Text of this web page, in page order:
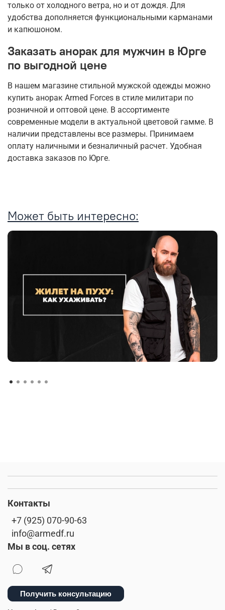
только от холодного ветра, но и от дождя. Для
удобства дополняется функциональными карманами
и капюшоном.
Заказать анорак для мужчин в Юрге
по выгодной цене
В нашем магазине стильной мужской одежды можно
купить анорак Armed Forces в стиле милитари по
розничной и оптовой цене. В ассортименте
современные модели в актуальной цветовой гамме. В
наличии представлены все размеры. Принимаем
оплату наличными и безналичный расчет. Удобная
доставка заказов по Юрге.
Может быть интересно:
Контакты
+7 (925) 070-90-63
info@armedf.ru
Мы в соц. сетях
Получить консультацию